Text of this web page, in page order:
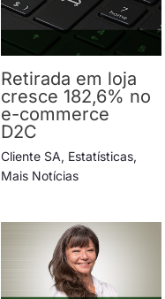
Retirada em loja
cresce 182,6% no
e-commerce
D2C
Cliente SA, Estatísticas,
Mais Notícias